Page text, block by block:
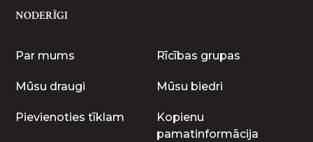
NODERĪGI
Par mums Rīcības grupas
Mūsu draugi Mūsu biedri
Pievienoties tīklam
Kopienu
pamatinformācija